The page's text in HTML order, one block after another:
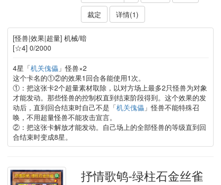
裁定
详情(1)
[怪兽|效果|超量] 机械/暗
[☆4] 0/2000
4星「机关傀儡」怪兽×2
这个卡名的①②的效果1回合各能使用1次。
①：把这张卡2个超量素材取除，以对方场上最多2只怪兽为对象
才能发动。那些怪兽的控制权直到结束阶段得到。这个效果的发
动后，直到回合结束时自己不是「机关傀儡」怪兽不能特殊召
唤，不用超量怪兽不能攻击宣言。
②：把这张卡解放才能发动。自己场上的全部怪兽的等级直到回
合结束时变成8星。
抒情歌鸲-绿柱石金丝雀